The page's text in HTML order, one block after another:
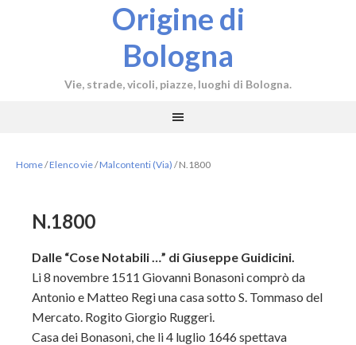
Origine di
Bologna
Vie, strade, vicoli, piazze, luoghi di Bologna.
Home/Elenco vie/Malcontenti (Via) /N.1800
N.1800
Dalle “Cose Notabili …” di Giuseppe Guidicini.
Li 8 novembre 1511 Giovanni Bonasoni comprò da
Antonio e Matteo Regi una casa sotto S. Tommaso del
Mercato. Rogito Giorgio Ruggeri.
Casa dei Bonasoni, che li 4 luglio 1646 spettava